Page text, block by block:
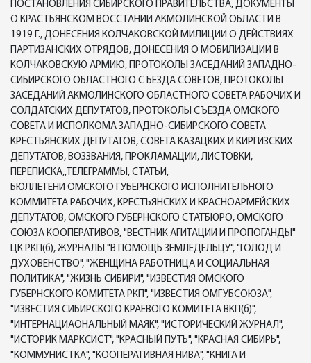
ПОСТАНОВЛЕНИЯ СИБИРСКОГО ПРАВИТЕЛЬСТВА, ДОКУМЕНТЫ
О КРАСТЬЯНСКОМ ВОССТАНИИ АКМОЛИНСКОЙ ОБЛАСТИ В
1919 Г., ДОНЕСЕНИЯ КОЛЧАКОВСКОЙ МИЛИЦИИ О ДЕЙСТВИЯХ
ПАРТИЗАНСКИХ ОТРЯДОВ, ДОНЕСЕНИЯ О МОБИЛИЗАЦИИ В
КОЛЧАКОВСКУЮ АРМИЮ, ПРОТОКОЛЫ ЗАСЕДАНИЙ ЗАПАДНО-
СИБИРСКОГО ОБЛАСТНОГО СЪЕЗДА СОВЕТОВ, ПРОТОКОЛЫ
ЗАСЕДАНИЙ АКМОЛИНСКОГО ОБЛАСТНОГО СОВЕТА РАБОЧИХ И
СОЛДАТСКИХ ДЕПУТАТОВ, ПРОТОКОЛЫ СЪЕЗДА ОМСКОГО
СОВЕТА И ИСПОЛКОМА ЗАПАДНО-СИБИРСКОГО СОВЕТА
КРЕСТЬЯНСКИХ ДЕПУТАТОВ, СОВЕТА КАЗАЦКИХ И КИРГИЗСКИХ
ДЕПУТАТОВ, ВОЗЗВАНИЯ, ПРОКЛАМАЦИИ, ЛИСТОВКИ,
ПЕРЕПИСКА,,ТЕЛЕГРАММЫ, СТАТЬИ,
БЮЛЛЕТЕНИ ОМСКОГО ГУБЕРНСКОГО ИСПОЛНИТЕЛЬНОГО
КОММИТЕТА РАБОЧИХ, КРЕСТЬЯНСКИХ И КРАСНОАРМЕЙСКИХ
ДЕПУТАТОВ, ОМСКОГО ГУБЕРНСКОГО СТАТБЮРО, ОМСКОГО
СОЮЗА КООПЕРАТИВОВ, "ВЕСТНИК АГИТАЦИИ И ПРОПОГАНДЫ"
ЦК РКП(б), ЖУРНАЛЫ "В ПОМОЩЬ ЗЕМЛЕДЕЛЬЦУ", "ГОЛОД И
ДУХОВЕНСТВО", "ЖЕНЩИНА РАБОТНИЦА И СОЦИАЛЬНАЯ
ПОЛИТИКА", "ЖИЗНЬ СИБИРИ", "ИЗВЕСТИЯ ОМСКОГО
ГУБЕРНСКОГО КОМИТЕТА РКП", "ИЗВЕСТИЯ ОМГУБСОЮЗА",
"ИЗВЕСТИЯ СИБИРСКОГО КРАЕВОГО КОМИТЕТА ВКП(б)",
"ИНТЕРНАЦИАОНАЛЬНЫЙ МАЯК", "ИСТОРИЧЕСКИЙ ЖУРНАЛ",
"ИСТОРИК МАРКСИСТ", "КРАСНЫЙ ПУТЬ", "КРАСНАЯ СИБИРЬ",
"КОММУНИСТКА", "КООПЕРАТИВНАЯ НИВА", "КНИГА И